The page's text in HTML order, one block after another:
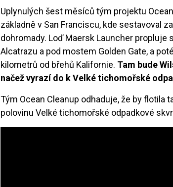
Uplynulých šest měsíců tým projektu
základně v San Franciscu, kde sestavoval
dohromady. Loď Maersk Launcher propluje
Alcatrazu a pod mostem Golden Gate, a
kilometrů od břehů Kalifornie. Tam bude
načež vyrazí do k Velké tichomořské
Tým Ocean Cleanup odhaduje, že by
polovinu Velké tichomořské odpadkové